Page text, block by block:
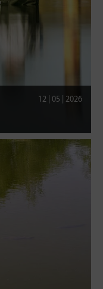
12 | 05 | 2026